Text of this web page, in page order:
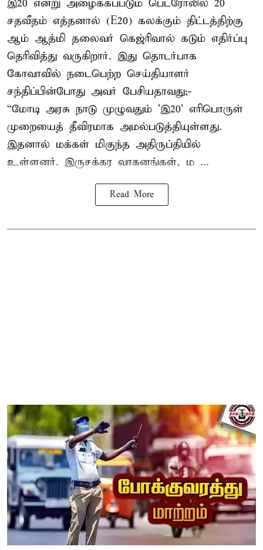
இ20 என்று அழைக்கப்படும் பெட்ரோலில் 20
சதவீதம் எத்தனால் (E20) கலக்கும் திட்டத்திற்கு
ஆம் ஆத்மி தலைவர் கெஜ்ரிவால் கடும் எதிர்ப்பு
தெரிவித்து வருகிறார். இது தொடர்பாக
கோவாவில் நடைபெற்ற செய்தியாளர்
சந்திப்பின்போது அவர் பேசியதாவது;-
“மோடி அரசு நாடு முழுவதும் 'இ20’ எரிபொருள்
முறையைத் தீவிரமாக அமல்படுத்தியுள்ளது.
இதனால் மக்கள் மிகுந்த அதிருப்தியில்
உள்ளனர். இருசக்கர வாகனங்கள், ம ...
Read More